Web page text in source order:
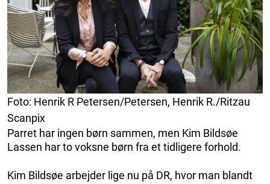
Foto: Henrik R Petersen/Petersen, Henrik R./Ritzau
Scanpix
Parret har ingen børn sammen, men Kim Bildsøe
Lassen har to voksne børn fra et tidligere forhold.
Kim Bildsøe arbejder lige nu på DR, hvor man blandt